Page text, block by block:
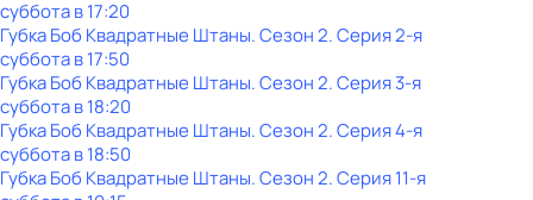
субботав17:20
Губка Боб Квадратные Штаны. Сезон 2. Серия 2-я
субботав17:50
Губка Боб Квадратные Штаны. Сезон 2. Серия 3-я
субботав18:20
Губка Боб Квадратные Штаны. Сезон 2. Серия 4-я
субботав18:50
Губка Боб Квадратные Штаны. Сезон 2. Серия 11-я